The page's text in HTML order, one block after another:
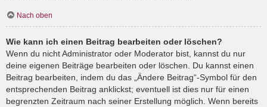
Nach oben
Wie kann ich einen Beitrag bearbeiten oder löschen?
Wenn du nicht Administrator oder Moderator bist, kannst du nur
deine eigenen Beiträge bearbeiten oder löschen. Du kannst einen
Beitrag bearbeiten, indem du das „Ändere Beitrag“-Symbol für den
entsprechenden Beitrag anklickst; eventuell ist dies nur für einen
begrenzten Zeitraum nach seiner Erstellung möglich. Wenn bereits